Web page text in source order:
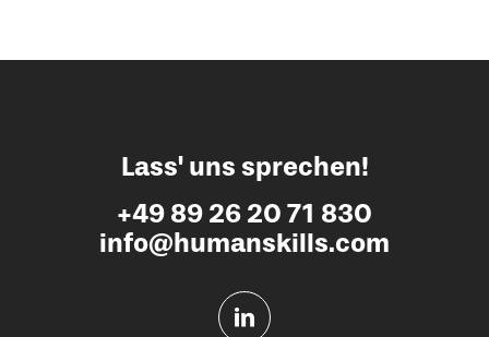
Lass' uns sprechen!
+49 89 26 20 71 830
info@humanskills.com